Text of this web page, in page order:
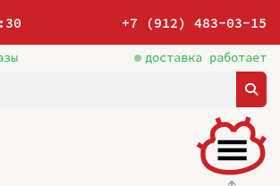
+7 (912) 483-03-15
доставка работает